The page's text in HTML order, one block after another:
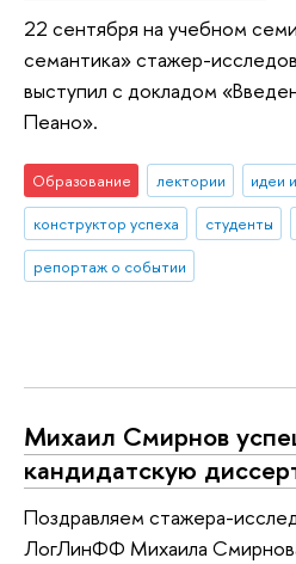
22 сентября на учебном
семантика» стажер-
выступил с докладом
Пеано».
Образование лектории
идеи
конструктор успеха
студенты
репортаж о событии
Михаил Смирнов
кандидатскую
Поздравляем стажера-
ЛогЛинФФ Михаила